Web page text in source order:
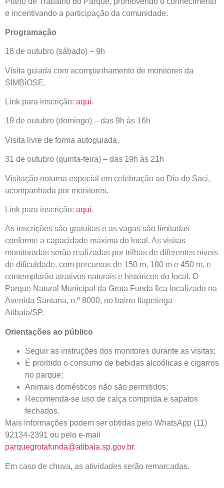
e incentivando a participação da comunidade.
Programação
18 de outubro (sábado) – 9h
Visita guiada com acompanhamento de monitores da
SIMBiOSE.
Link para inscrição: aqui.
19 de outubro (domingo) – das 9h às 16h
Visita livre de forma autoguiada.
31 de outubro (quinta-feira) – das 19h às 21h
Visitação noturna especial em celebração ao Dia do Saci,
acompanhada por monitores.
Link para inscrição: aqui.
As inscrições são gratuitas e as vagas são limitadas
conforme a capacidade máxima do local. As visitas
monitoradas serão realizadas por trilhas de diferentes níveis
de dificuldade, com percursos de 150 m, 180 m e 450 m, e
contemplarão atrativos naturais e históricos do local. O
Parque Natural Municipal da Grota Funda fica localizado na
Avenida Santana, n.º 8000, no bairro Itapetinga –
Atibaia/SP.
Orientações ao público
Seguir as instruções dos monitores durante as visitas;
É proibido o consumo de bebidas alcoólicas e cigarros
no parque;
Animais domésticos não são permitidos;
Recomenda-se uso de calça comprida e sapatos
fechados.
Mais informações podem ser obtidas pelo WhatsApp (11)
92134-2391 ou pelo e-mail
parquegrotafunda@atibaia.sp.gov.br.
Em caso de chuva, as atividades serão remarcadas.